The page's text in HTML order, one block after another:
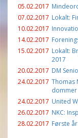
05.02.2017
07.02.2017 Lokalt:
10.02.2017
14.02.2017
15.02.2017 Lokalt:
2017
20.02.2017 DM
24.02.2017 Thomas
dommer
24.02.2017 United
26.02.2017 NKC:
28.02.2017 Første